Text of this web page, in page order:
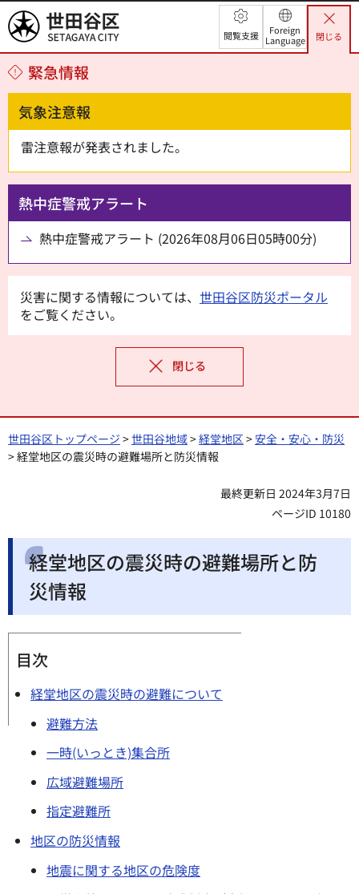
世田谷区 閲覧支援
Foreign
Language
閉じる
緊急情報
気象注意報
雷注意報が発表されました。
熱中症警戒アラート
熱中症警戒アラート (2026年08月06日05時00分)
災害に関する情報については、 世田谷区防災ポータル
をご覧ください。
閉じる
世田谷区トップページ >世田谷地域>経堂地区>安全・安心・防災
> 経堂地区の震災時の避難場所と防災情報
最終更新日 2024年3月7日
ページID 10180
経堂地区の震災時の避難場所と防
災情報
目次
経堂地区の震災時の避難について
避難方法
一時(いっとき)集合所
広域避難場所
指定避難所
地区の防災情報
地震に関する地区の危険度